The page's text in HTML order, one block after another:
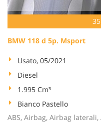
BMW 118 d 5p. Msport
Usato, 05/2021
Diesel
1.995 Cm³
Bianco Pastello
ABS, Airbag, Airbag